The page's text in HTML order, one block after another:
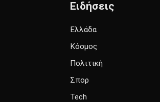
Ειδήσεις
Ελλάδα
Κόσμος
Πολιτική
Σπορ
Tech